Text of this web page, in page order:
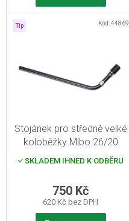
Tip
Stojánek pro středně velké
koloběžky Mibo 26/20
SKLADEM IHNED K ODBĚRU
620 Kč bez DPH
750 Kč
Kód:44869